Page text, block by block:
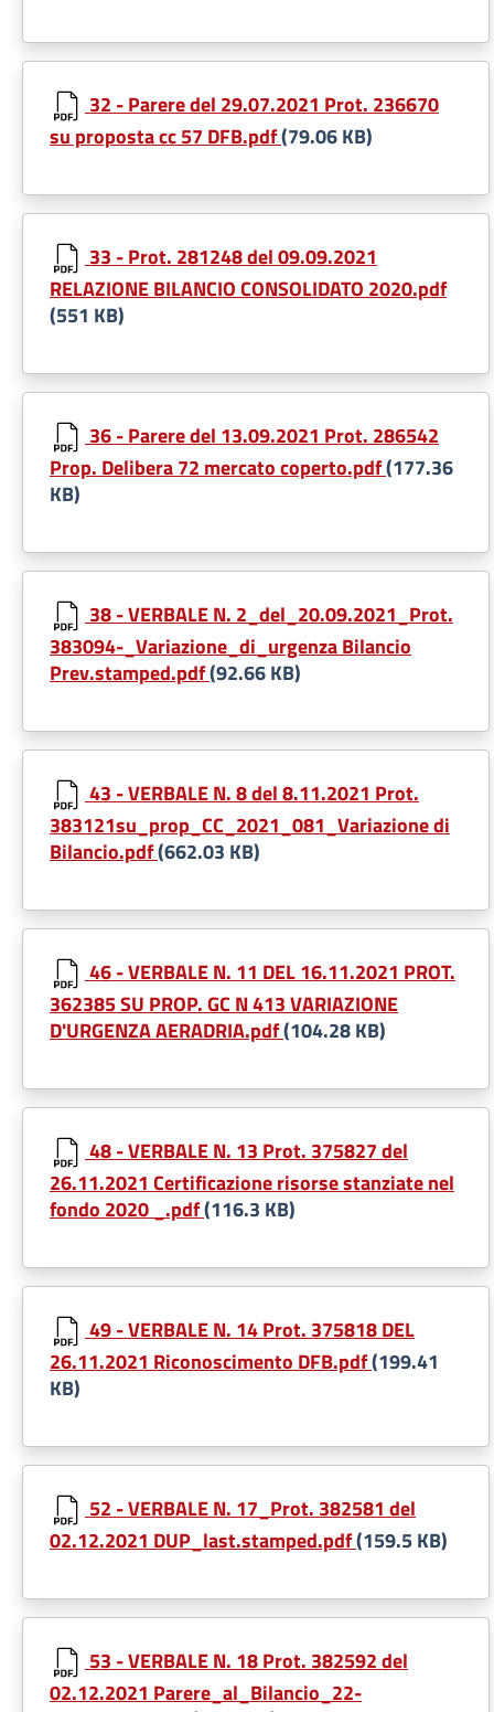
32 - Parere del 29.07.2021 Prot. 236670
su proposta cc 57 DFB.pdf(79.06 KB)
33 - Prot. 281248 del 09.09.2021
RELAZIONE BILANCIO CONSOLIDATO 2020.pdf
(551 KB)
36 - Parere del 13.09.2021 Prot. 286542
Prop. Delibera 72 mercato coperto.pdf(177.36
KB)
38 - VERBALE N. 2_del_20.09.2021_Prot.
383094-_Variazione_di_urgenza Bilancio
Prev.stamped.pdf(92.66 KB)
43 - VERBALE N. 8 del 8.11.2021 Prot.
383121su_prop_CC_2021_081_Variazione di
Bilancio.pdf(662.03 KB)
46 - VERBALE N. 11 DEL 16.11.2021 PROT.
362385 SU PROP. GC N 413 VARIAZIONE
D'URGENZA AERADRIA.pdf(104.28 KB)
48 - VERBALE N. 13 Prot. 375827 del
26.11.2021 Certificazione risorse stanziate nel
fondo 2020 _.pdf(116.3 KB)
49 - VERBALE N. 14 Prot. 375818 DEL
26.11.2021 Riconoscimento DFB.pdf(199.41
KB)
52 - VERBALE N. 17_Prot. 382581 del
02.12.2021 DUP_last.stamped.pdf(159.5 KB)
53 - VERBALE N. 18 Prot. 382592 del
02.12.2021 Parere_al_Bilancio_22-